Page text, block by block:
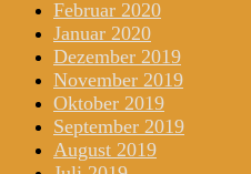
Februar 2020
Januar 2020
Dezember 2019
November 2019
Oktober 2019
September 2019
August 2019